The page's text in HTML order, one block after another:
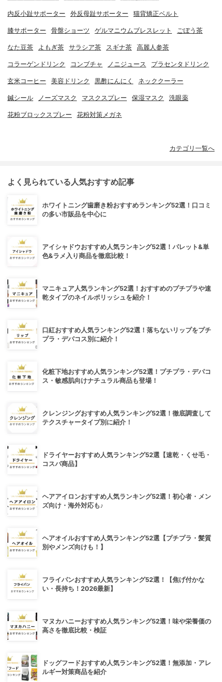
内反小趾サポーター 外反母趾サポーター 猫背矯正ベルト
膝サポーター 骨盤ショーツ ゲルマニウムブレスレット ごぼう茶
なた豆茶 よもぎ茶 サラシア茶 スギナ茶 高麗人参茶
コラーゲンドリンク コンブチャ ノニジュース プラセンタドリンク
玄米コーヒー 美容ドリンク 黒酢にんにく ネッククーラー
鍼シール ノーズマスク マスクスプレー 保湿マスク 洗眼薬
花粉ブロックスプレー 花粉対策メガネ
カテゴリ一覧へ
よく見られている人気おすすめ記事
ホワイトニング歯磨き粉おすすめランキング52選！口コミ
の多い市販品を中心に
アイシャドウおすすめ人気ランキング52選！パレット&単
色&ラメ入り商品を徹底比較！
マニキュア人気ランキング52選！おすすめのプチプラや速
乾タイプのネイルポリッシュを紹介！
口紅おすすめ人気ランキング52選！落ちないリップをプチ
プラ・デパコス別に紹介！
化粧下地おすすめ人気ランキング52選！プチプラ・デパコ
ス・敏感肌向けナチュラル商品も登場！
クレンジングおすすめ人気ランキング52選！徹底調査して
テクスチャータイプ別に紹介！
ドライヤーおすすめ人気ランキング52選【速乾・くせ毛・
コスパ商品】
ヘアアイロンおすすめ人気ランキング52選！初心者・メン
ズ向け・海外対応も♪
ヘアオイルおすすめ人気ランキング52選【プチプラ・髪質
別やメンズ向けも！】
フライパンおすすめ人気ランキング52選！【焦げ付かな
い・長持ち！2026最新】
マヌカハニーおすすめ人気ランキング52選！味や栄養価の
高さを徹底比較・検証
ドッグフードおすすめ人気ランキング52選！無添加・アレ
ルギー対策商品を紹介